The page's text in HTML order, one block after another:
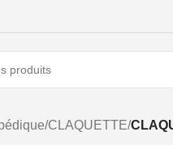
/CLAQUETTE/